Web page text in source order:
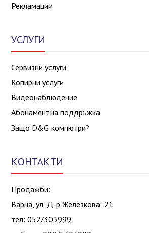
Рекламации
УСЛУГИ
Сервизни услуги
Копирни услуги
Видеонаблюдение
Абонаментна поддръжка
Защо D&G компютри?
КОНТАКТИ
Продажби:
Варна, ул."Д-р Железкова" 21
тел: 052/303999